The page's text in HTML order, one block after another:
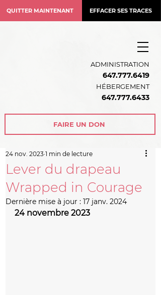
QUITTER MAINTENANT EFFACER SES TRACES
ADMINISTRATION
647.777.6419
HÉBERGEMENT
647.777.6433
FAIRE UN DON
Lever du drapeau
Wrapped in Courage
24 nov. 2023 1 min de lecture
Dernière mise à jour : 17 janv. 2024
24 novembre 2023